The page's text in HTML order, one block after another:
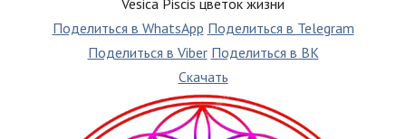
Поделиться в WhatsApp Поделиться в Telegram
Поделиться в Viber Поделиться в ВК
Скачать